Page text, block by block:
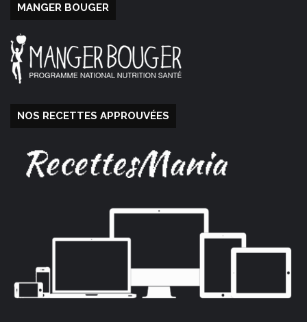
MANGER BOUGER
NOS RECETTES APPROUVÉES